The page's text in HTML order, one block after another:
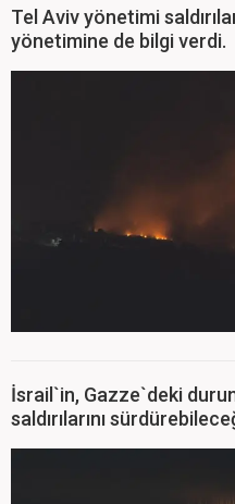
Tel Aviv yönetimi
yönetimine de bilgi verdi.
İsrail`in, Gazze`deki
saldırılarını